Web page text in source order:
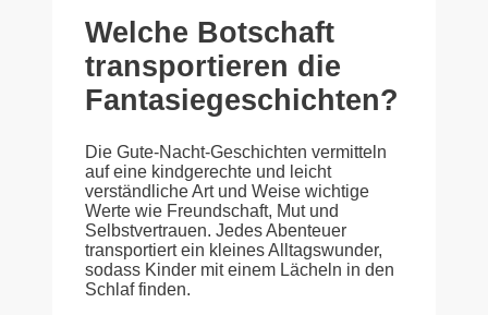
Welche Botschaft
transportieren die
Fantasiegeschichten?
Die Gute-Nacht-Geschichten vermitteln
auf eine kindgerechte und leicht
verständliche Art und Weise wichtige
Werte wie Freundschaft, Mut und
Selbstvertrauen. Jedes Abenteuer
transportiert ein kleines Alltagswunder,
sodass Kinder mit einem Lächeln in den
Schlaf finden.